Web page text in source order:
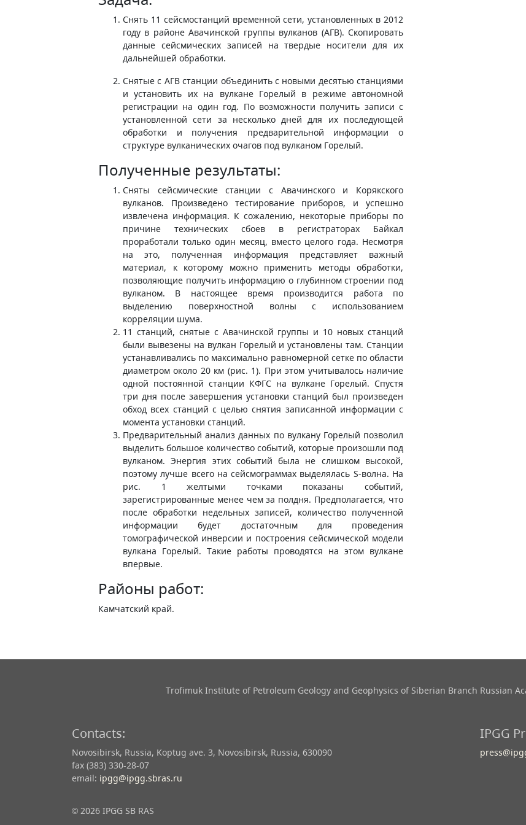
Cнять 11 сейсмостанций временной сети, установленных в 2012
году в районе Авачинской группы вулканов (АГВ). Cкопировать
данные сейсмических записей на твердые носители для их
дальнейшей обработки.
Снятые с АГВ станции объединить с новыми десятью станциями
и установить их на вулкане Горелый в режиме автономной
регистрации на один год. По возможности получить записи с
установленной сети за несколько дней для их последующей
обработки и получения предварительной информации о
структуре вулканических очагов под вулканом Горелый.
Полученные результаты:
Cняты сейсмические станции с Авачинского и Корякского
вулканов. Произведено тестирование приборов, и успешно
извлечена информация. К сожалению, некоторые приборы по
причине технических сбоев в регистраторах Байкал
проработали только один месяц, вместо целого года. Несмотря
на это, полученная информация представляет важный
материал, к которому можно применить методы обработки,
позволяющие получить информацию о глубинном строении под
вулканом. В настоящее время производится работа по
выделению поверхностной волны с использованием
корреляции шума.
11 станций, снятые с Авачинской группы и 10 новых станций
были вывезены на вулкан Горелый и установлены там. Станции
устанавливались по максимально равномерной сетке по области
диаметром около 20 км (рис. 1). При этом учитывалось наличие
одной постоянной станции КФГС на вулкане Горелый. Спустя
три дня после завершения установки станций был произведен
обход всех станций с целью снятия записанной информации с
момента установки станций.
Предварительный анализ данных по вулкану Горелый позволил
выделить большое количество событий, которые произошли под
вулканом. Энергия этих событий была не слишком высокой,
поэтому лучше всего на сейсмограммах выделялась S-волна. На
рис. 1 желтыми точками показаны событий,
зарегистрированные менее чем за полдня. Предполагается, что
после обработки недельных записей, количество полученной
информации будет достаточным для проведения
томографической инверсии и построения сейсмической модели
вулкана Горелый. Такие работы проводятся на этом вулкане
впервые.
Районы работ:
Камчатский край.
Trofimuk Institute of Petroleum Geology and Geophysics​ of Siberian Branch Russian
Contacts:
Novosibirsk, Russia, Koptug ave. 3, Novosibirsk, Russia, 630090
fax (383) 330-28-07
email: ipgg@ipgg.sbras.ru
IPGG
© 2026 IPGG SB RAS